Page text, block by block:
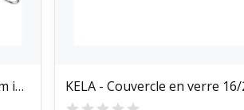
BAUMALU - Moulin à coulis 20.5 cm inox